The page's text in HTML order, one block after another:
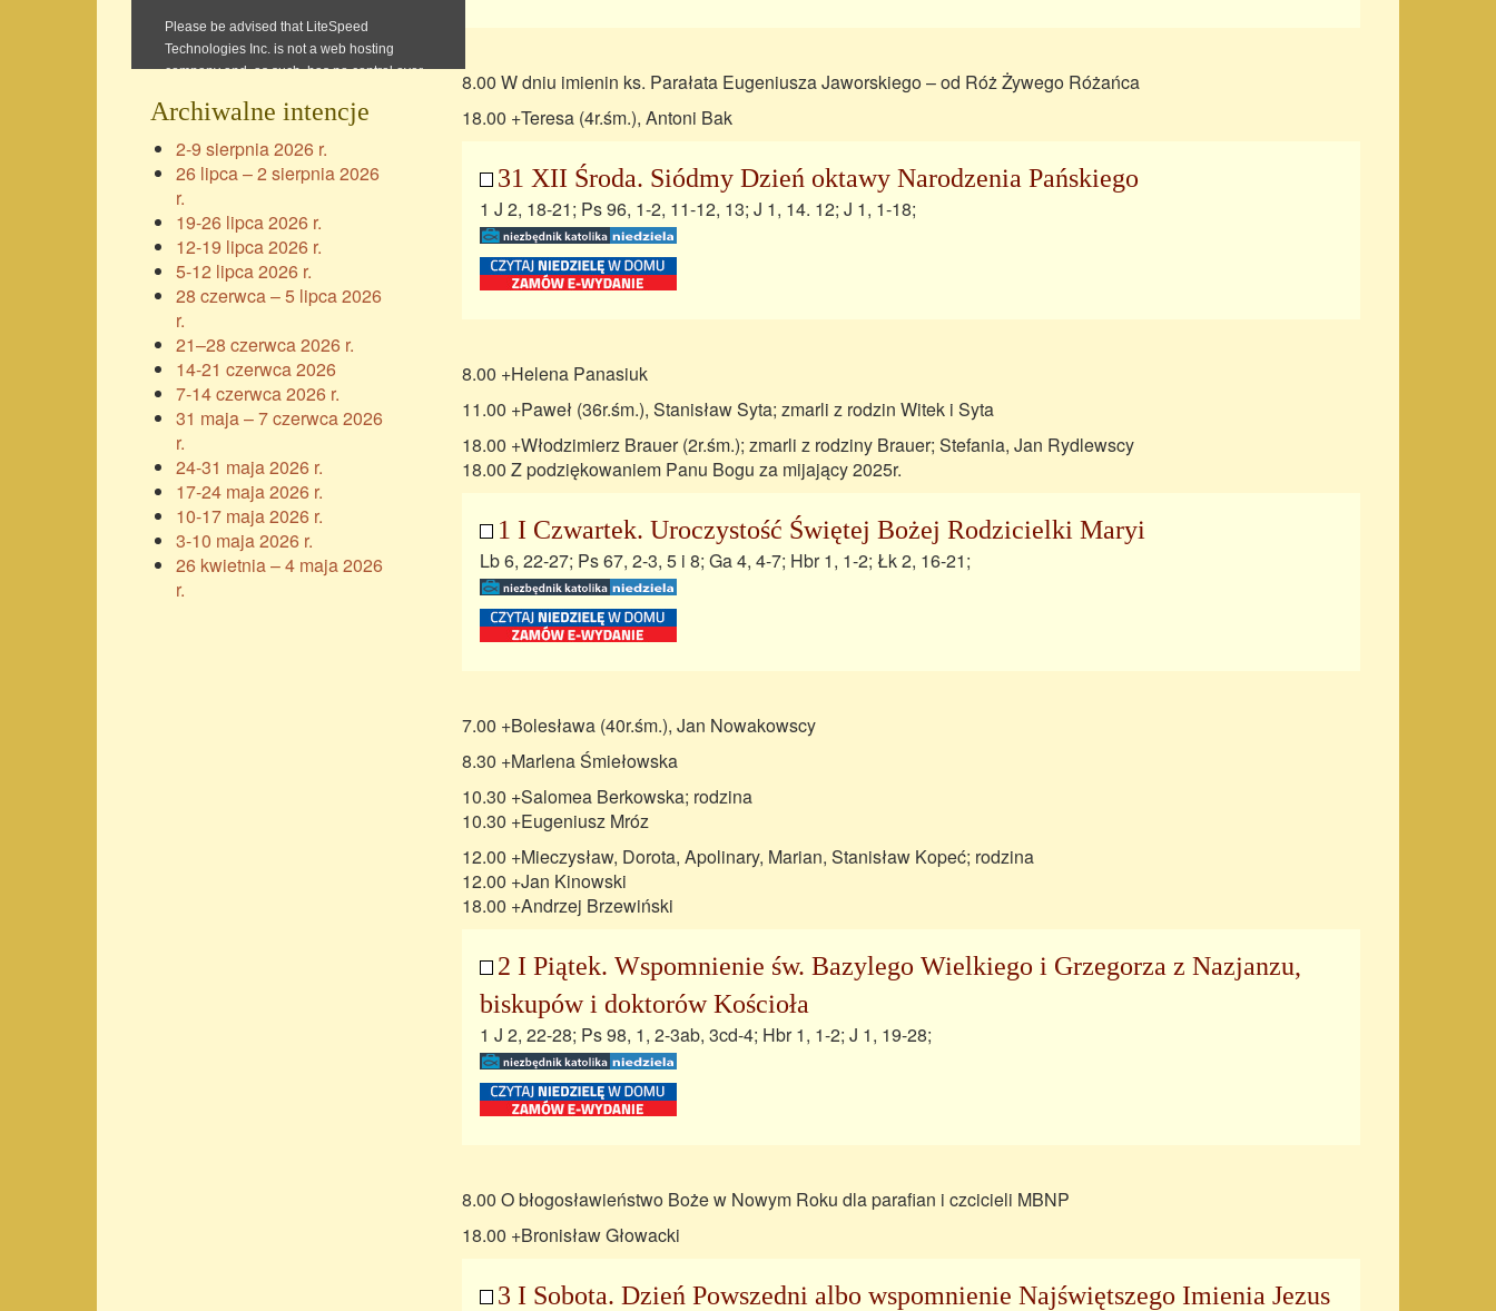
8.00 W dniu imienin ks. Parałata Eugeniusza Jaworskiego – od Róż Żywego Różańca
18.00 +Teresa (4r.śm.), Antoni Bak
31 XII Środa. Siódmy Dzień oktawy Narodzenia Pańskiego
1 J 2, 18-21; Ps 96, 1-2, 11-12, 13; J 1, 14. 12; J 1, 1-18;
8.00 +Helena Panasiuk
11.00 +Paweł (36r.śm.), Stanisław Syta; zmarli z rodzin Witek i Syta
18.00 +Włodzimierz Brauer (2r.śm.); zmarli z rodziny Brauer; Stefania, Jan Rydlewscy
18.00 Z podziękowaniem Panu Bogu za mijający 2025r.
1 I Czwartek. Uroczystość Świętej Bożej Rodzicielki Maryi
Lb 6, 22-27; Ps 67, 2-3, 5 i 8; Ga 4, 4-7; Hbr 1, 1-2; Łk 2, 16-21;
7.00 +Bolesława (40r.śm.), Jan Nowakowscy
8.30 +Marlena Śmiełowska
10.30 +Salomea Berkowska; rodzina
10.30 +Eugeniusz Mróz
12.00 +Mieczysław, Dorota, Apolinary, Marian, Stanisław Kopeć; rodzina
12.00 +Jan Kinowski
18.00 +Andrzej Brzewiński
2 I Piątek. Wspomnienie św. Bazylego Wielkiego i Grzegorza z Nazjanzu,
biskupów i doktorów Kościoła
1 J 2, 22-28; Ps 98, 1, 2-3ab, 3cd-4; Hbr 1, 1-2; J 1, 19-28;
8.00 O błogosławieństwo Boże w Nowym Roku dla parafian i czcicieli MBNP
18.00 +Bronisław Głowacki
3 I Sobota. Dzień Powszedni albo wspomnienie Najświętszego Imienia Jezus
Archiwalne intencje
2-9 sierpnia 2026 r.
26 lipca – 2 sierpnia 2026
r.
19-26 lipca 2026 r.
12-19 lipca 2026 r.
5-12 lipca 2026 r.
28 czerwca – 5 lipca 2026
r.
21–28 czerwca 2026 r.
14-21 czerwca 2026
7-14 czerwca 2026 r.
31 maja – 7 czerwca 2026
r.
24-31 maja 2026 r.
17-24 maja 2026 r.
10-17 maja 2026 r.
3-10 maja 2026 r.
26 kwietnia – 4 maja 2026
r.